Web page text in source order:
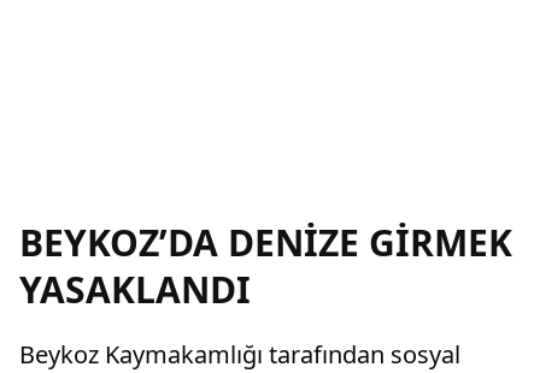
BEYKOZ’DA DENİZE GİRMEK
YASAKLANDI
Beykoz Kaymakamlığı tarafından sosyal